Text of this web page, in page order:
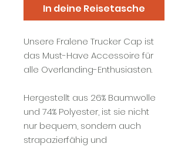
In deine Reisetasche
Unsere Fralene Trucker Cap ist
das Must-Have Accessoire für
alle Overlanding-Enthusiasten.
Hergestellt aus 26% Baumwolle
und 74% Polyester, ist sie nicht
nur bequem, sondern auch
strapazierfähig und